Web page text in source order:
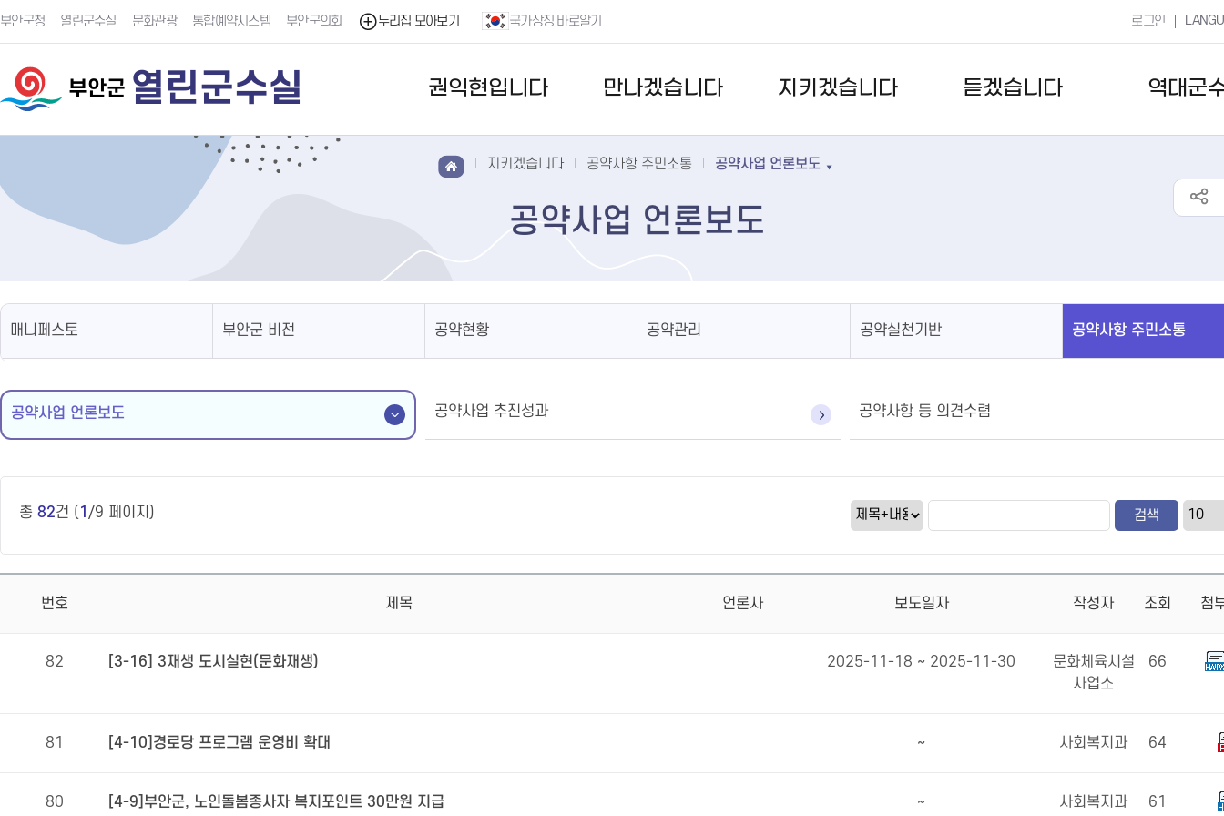
부안군청 열린군수실 문화관광 통합예약시스템 부안군의회 누리집 모아보기 국가상징 바로알기 로그인
부안군 열린군수실 권익현입니다 만나겠습니다 지키겠습니다 듣겠습니다 역대군
지키겠습니다 공약사항 주민소통 공약사업 언론보도
공약사업 언론보도
매니페스토 부안군 비전 공약현황 공약관리 공약실천기반 공약사항 주민소통
공약사업 언론보도 공약사업 추진성과 공약사항 등 의견수렴
총 82건 ( 1 /9 페이지)
번호 제목 언론사 보도일자 작성자 조회 첨
82 [3-16] 3재생 도시실현(문화재생) 2025-11-18 ~ 2025-11-30
문화체육시설
사업소
66
81 [4-10]경로당 프로그램 운영비 확대 ~ 사회복지과 64
80 [4-9]부안군, 노인돌봄종사자 복지포인트 30만원 지급 ~ 사회복지과 61